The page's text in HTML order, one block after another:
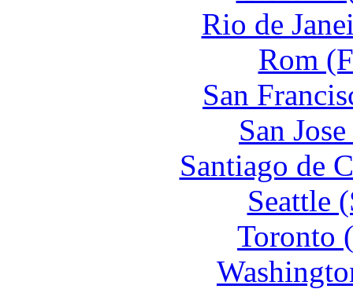
Rio de
Rom
San
San
Santiago de
Seattle
Toronto